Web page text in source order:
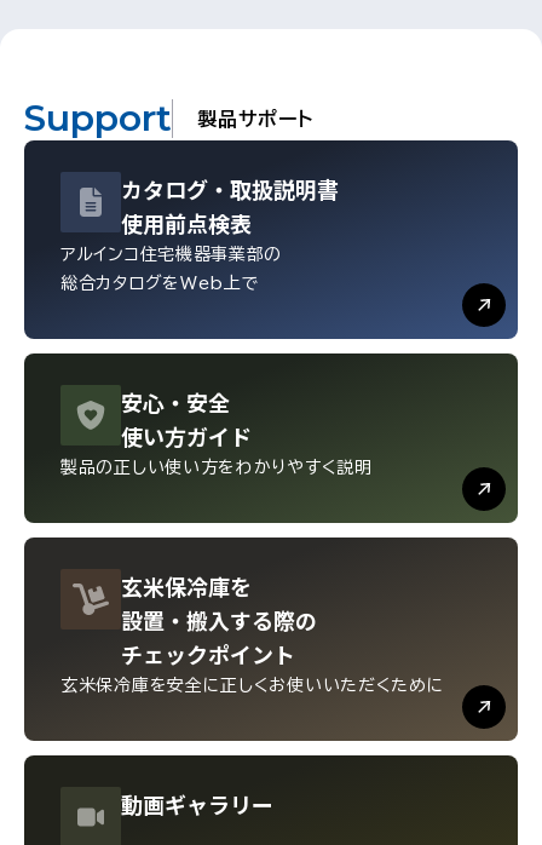
Support 製品サポート
カタログ・ 取扱説明書
使用前点検表
アルインコ住宅機器事業部の
総合カタログをWeb上で
安心・ 安全
使い方ガイド
製品の正しい使い方を わかりやすく説明
玄米保冷庫を
設置・ 搬入する際の
チェックポイント
玄米保冷庫を安全に正しくお使いいただくために
動画ギャラリー